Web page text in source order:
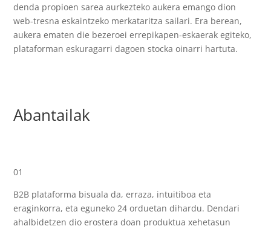
denda propioen sarea aurkezteko aukera emango dion
web-tresna eskaintzeko merkataritza sailari. Era berean,
aukera ematen die bezeroei errepikapen-eskaerak egiteko,
plataforman eskuragarri dagoen stocka oinarri hartuta.
Abantailak
01
B2B plataforma bisuala da, erraza, intuitiboa eta
eraginkorra, eta eguneko 24 orduetan dihardu. Dendari
ahalbidetzen dio erostera doan produktua xehetasun